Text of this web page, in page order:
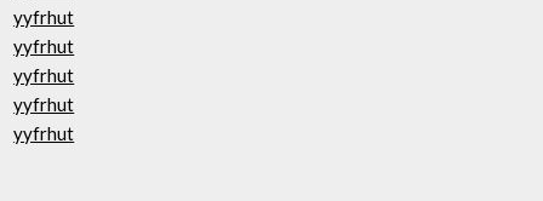
yyfrhut
yyfrhut
yyfrhut
yyfrhut
yyfrhut